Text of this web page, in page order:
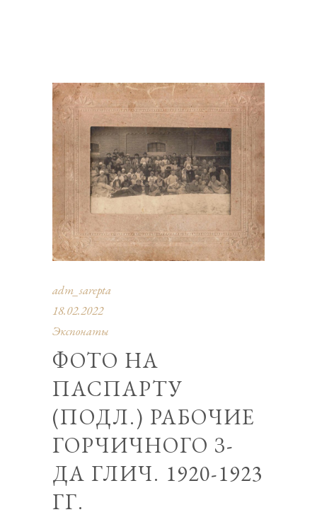
adm_sarepta
18.02.2022
Экспонаты
ФОТО НА
ПАСПАРТУ
(ПОДЛ.) РАБОЧИЕ
ГОРЧИЧНОГО З-
ДА ГЛИЧ. 1920-1923
ГГ.